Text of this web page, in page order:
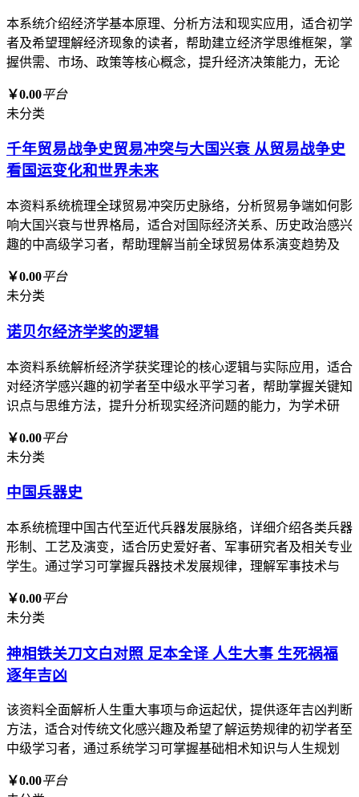
本系统介绍经济学基本原理、分析方法和现实应用，适合初学
者及希望理解经济现象的读者，帮助建立经济学思维框架，掌
握供需、市场、政策等核心概念，提升经济决策能力，无论
￥0.00平台
未分类
千年贸易战争史贸易冲突与大国兴衰 从贸易战争史
看国运变化和世界未来
本资料系统梳理全球贸易冲突历史脉络，分析贸易争端如何影
响大国兴衰与世界格局，适合对国际经济关系、历史政治感兴
趣的中高级学习者，帮助理解当前全球贸易体系演变趋势及
￥0.00平台
未分类
诺贝尔经济学奖的逻辑
本资料系统解析经济学获奖理论的核心逻辑与实际应用，适合
对经济学感兴趣的初学者至中级水平学习者，帮助掌握关键知
识点与思维方法，提升分析现实经济问题的能力，为学术研
￥0.00平台
未分类
中国兵器史
本系统梳理中国古代至近代兵器发展脉络，详细介绍各类兵器
形制、工艺及演变，适合历史爱好者、军事研究者及相关专业
学生。通过学习可掌握兵器技术发展规律，理解军事技术与
￥0.00平台
未分类
神相铁关刀文白对照 足本全译 人生大事 生死祸福
逐年吉凶
该资料全面解析人生重大事项与命运起伏，提供逐年吉凶判断
方法，适合对传统文化感兴趣及希望了解运势规律的初学者至
中级学习者，通过系统学习可掌握基础相术知识与人生规划
￥0.00平台